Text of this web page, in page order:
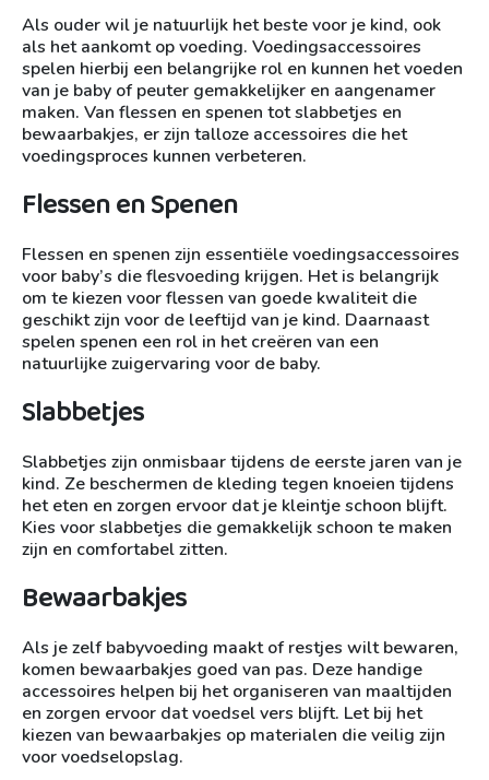
Als ouder wil je natuurlijk het beste voor je kind, ook
als het aankomt op voeding. Voedingsaccessoires
spelen hierbij een belangrijke rol en kunnen het voeden
van je baby of peuter gemakkelijker en aangenamer
maken. Van flessen en spenen tot slabbetjes en
bewaarbakjes, er zijn talloze accessoires die het
voedingsproces kunnen verbeteren.
Flessen en Spenen
Flessen en spenen zijn essentiële voedingsaccessoires
voor baby’s die flesvoeding krijgen. Het is belangrijk
om te kiezen voor flessen van goede kwaliteit die
geschikt zijn voor de leeftijd van je kind. Daarnaast
spelen spenen een rol in het creëren van een
natuurlijke zuigervaring voor de baby.
Slabbetjes
Slabbetjes zijn onmisbaar tijdens de eerste jaren van je
kind. Ze beschermen de kleding tegen knoeien tijdens
het eten en zorgen ervoor dat je kleintje schoon blijft.
Kies voor slabbetjes die gemakkelijk schoon te maken
zijn en comfortabel zitten.
Bewaarbakjes
Als je zelf babyvoeding maakt of restjes wilt bewaren,
komen bewaarbakjes goed van pas. Deze handige
accessoires helpen bij het organiseren van maaltijden
en zorgen ervoor dat voedsel vers blijft. Let bij het
kiezen van bewaarbakjes op materialen die veilig zijn
voor voedselopslag.